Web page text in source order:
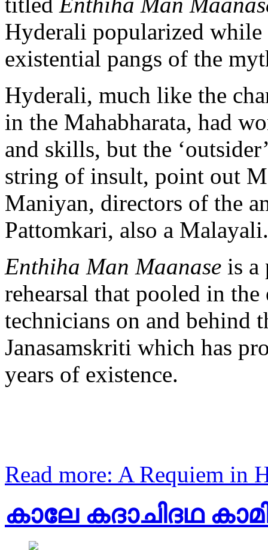
Hyderali popularized
existential pangs of the
Hyderali, much like the
in the Mahabharata, had
and skills, but the
string of insult, point out
Maniyan, directors of the
Pattomkari, also a Malayali.
Enthiha Man Maanase is a
rehearsal that pooled in
technicians on and behind
Janasamskriti which has
years of existence.
Read more: A Requiem in
കാലേ കദാചിദഥ